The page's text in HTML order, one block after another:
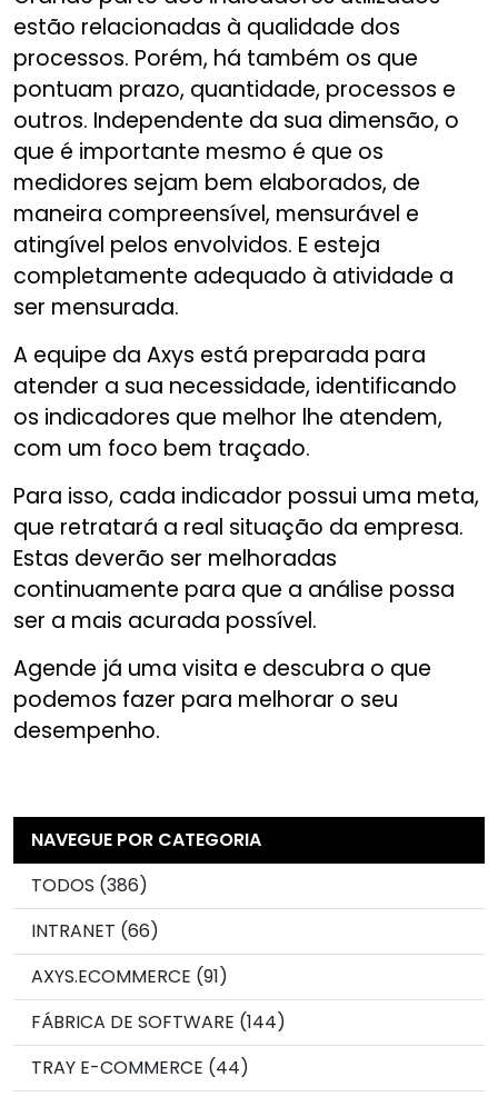
estão relacionadas à qualidade dos
processos. Porém, há também os que
pontuam prazo, quantidade, processos e
outros. Independente da sua dimensão, o
que é importante mesmo é que os
medidores sejam bem elaborados, de
maneira compreensível, mensurável e
atingível pelos envolvidos. E esteja
completamente adequado à atividade a
ser mensurada.
A equipe da Axys está preparada para
atender a sua necessidade, identificando
os indicadores que melhor lhe atendem,
com um foco bem traçado.
Para isso, cada indicador possui uma meta,
que retratará a real situação da empresa.
Estas deverão ser melhoradas
continuamente para que a análise possa
ser a mais acurada possível.
Agende já uma visita e descubra o que
podemos fazer para melhorar o seu
desempenho.
NAVEGUE POR CATEGORIA
TODOS (386)
INTRANET (66)
AXYS.ECOMMERCE (91)
FÁBRICA DE SOFTWARE (144)
TRAY E-COMMERCE (44)